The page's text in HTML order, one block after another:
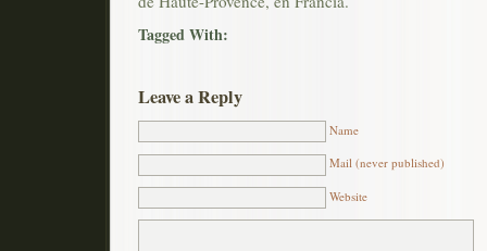
Tagged With:
Leave a Reply
Name
Mail (never published)
Website